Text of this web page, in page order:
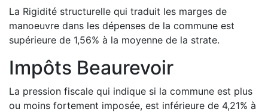
La Rigidité structurelle qui traduit les marges de
manoeuvre dans les dépenses de la commune est
supérieure de 1,56% à la moyenne de la strate.
Impôts Beaurevoir
La pression fiscale qui indique si la commune est plus
ou moins fortement imposée, est inférieure de 4,21% à